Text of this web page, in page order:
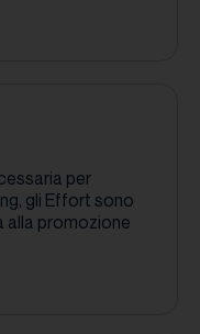
per
gli Effort sono
alla promozione